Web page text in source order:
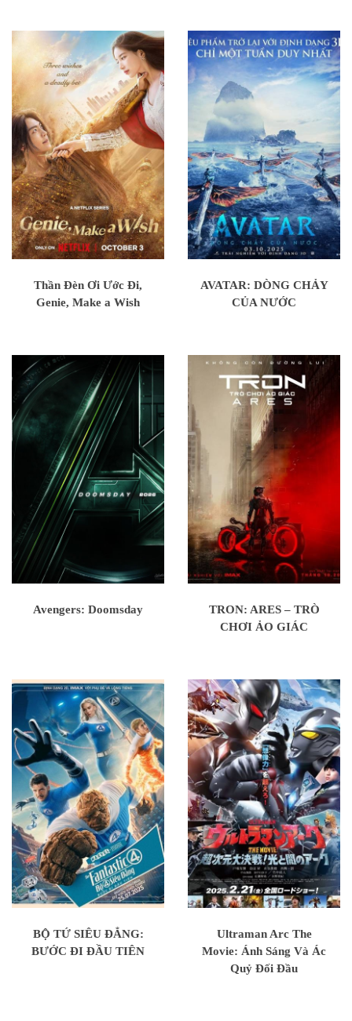
Thần Đèn Ơi Ước Đi,
Genie, Make a Wish
AVATAR: DÒNG CHẢY
CỦA NƯỚC
Avengers: Doomsday
TRON: ARES – TRÒ
CHƠI ẢO GIÁC
BỘ TỨ SIÊU ĐẲNG:
BƯỚC ĐI ĐẦU TIÊN
Ultraman Arc The
Movie: Ánh Sáng Và Ác
Quỷ Đối Đầu